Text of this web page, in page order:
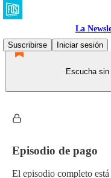
La
Suscribirse
Iniciar sesión
Escucha
Episodio de pago
El episodio completo